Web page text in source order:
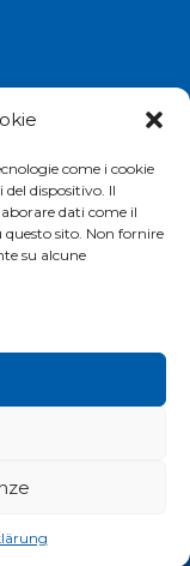
come i cookie
dispositivo. Il
dati come il
sito. Non fornire
su alcune